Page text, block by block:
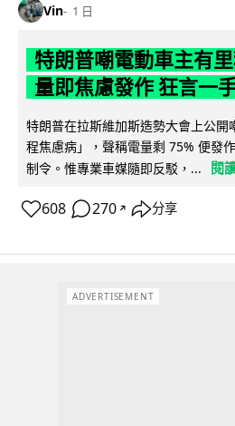
Vin 1 日
特朗普嘲電動車主有
量即焦慮發作 狂言一
特朗普在拉斯維加斯造勢大會上公開
程焦慮病」，聲稱電量剩 75% 便發
制令。惟專業車媒隨即反駁，...
閱
608 270 ↗ 分享
ADVERTISEMENT